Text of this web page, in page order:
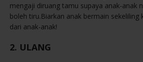
mengaji diruang tamu supaya anak-anak
boleh tiru.Biarkan anak bermain sekeliling
dari anak-anak!
2. ULANG